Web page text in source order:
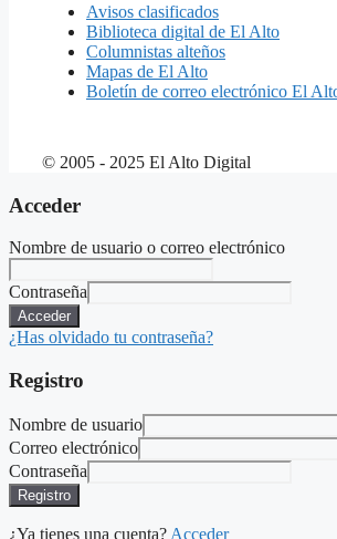
Avisos clasificados
Biblioteca digital de El Alto
Columnistas alteños
Mapas de El Alto
Boletín de correo electrónico El
© 2005 - 2025 El Alto Digital
Acceder
Nombre de usuario o correo electrónico
Contraseña
Acceder
¿Has olvidado tu contraseña?
Registro
Nombre de usuario
Correo electrónico
Contraseña
Registro
¿Ya tienes una cuenta? Acceder